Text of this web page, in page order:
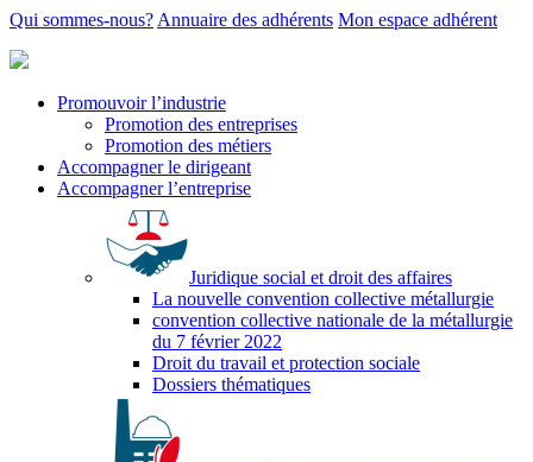
Qui sommes-nous? Annuaire des adhérents Mon espace adhérent
Promouvoir l’industrie
Promotion des entreprises
Promotion des métiers
Accompagner le dirigeant
Accompagner l’entreprise
Juridique social et droit des affaires
La nouvelle convention collective métallurgie
convention collective nationale de la métallurgie
du 7 février 2022
Droit du travail et protection sociale
Dossiers thématiques